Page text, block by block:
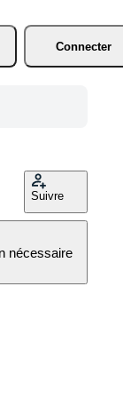
Connecter
Suivre
nécessaire